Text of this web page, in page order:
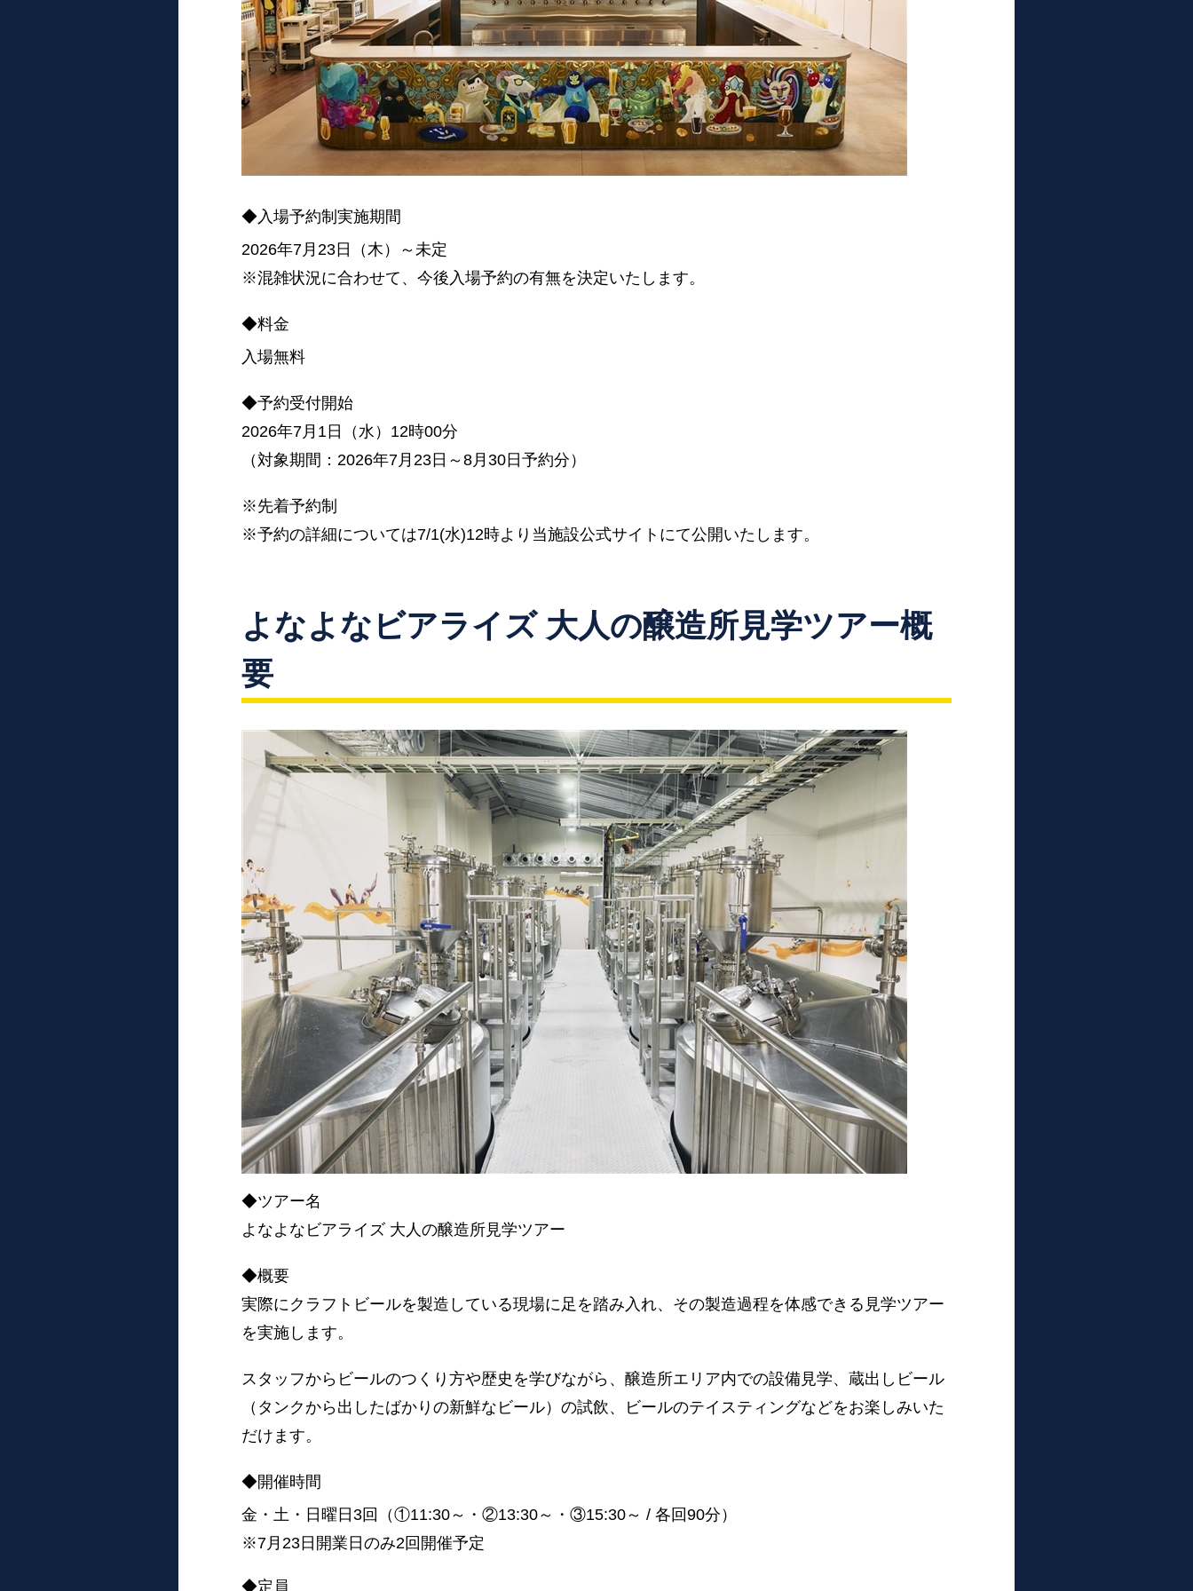
◆入場予約制実施期間
2026年7月23日（木）～未定
※混雑状況に合わせて、今後入場予約の有無を決定いたします。
◆料金
入場無料
◆予約受付開始
2026年7月1日（水）12時00分
（対象期間：2026年7月23日～8月30日予約分）
※先着予約制
※予約の詳細については7/1(水)12時より当施設公式サイトにて公開いたします。
よなよなビアライズ 大人の醸造所見学ツアー概
要
◆ツアー名
よなよなビアライズ 大人の醸造所見学ツアー
◆概要
実際にクラフトビールを製造している現場に足を踏み入れ、その製造過程を体感できる見学ツアー
を実施します。
スタッフからビールのつくり方や歴史を学びながら、醸造所エリア内での設備見学、蔵出しビール
（タンクから出したばかりの新鮮なビール）の試飲、ビールのテイスティングなどをお楽しみいた
だけます。
◆開催時間
金・土・日曜日3回（①11:30～・②13:30～・③15:30～ / 各回90分）
※7月23日開業日のみ2回開催予定
◆定員